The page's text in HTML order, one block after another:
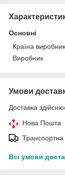
Основні
Країна виробник
Виробник
Умови
Доставка
Нова Пошта
Транспортна
Всі умови